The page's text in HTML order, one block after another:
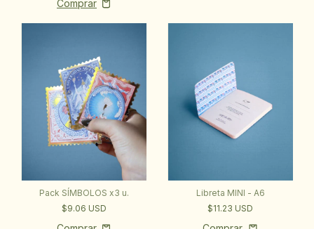
Pack SÍMBOLOS x3 u.
$9.06 USD
Libreta MINI - A6
$11.23 USD